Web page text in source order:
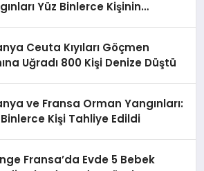
Yüz Binlerce Kişinin
Ceuta Kıyıları Göçmen
Uğradı 800 Kişi Denize Düştü
ve Fransa Orman Yangınları:
Kişi Tahliye Edildi
Fransa’da Evde 5 Bebek